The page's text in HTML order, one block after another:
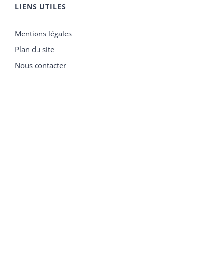
LIENS UTILES
Mentions légales
Plan du site
Nous contacter